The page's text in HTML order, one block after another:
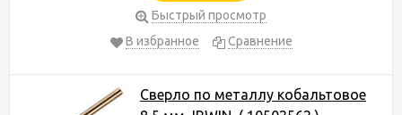
Быстрый просмотр
В избранное
Сравнение
Сверло по металлу кобальтовое